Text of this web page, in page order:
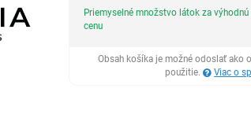
Ks
Priemyselné množstvo látok za výhodnú
cenu
Obsah košíka je možné odoslať ako
použitie.
Viac o